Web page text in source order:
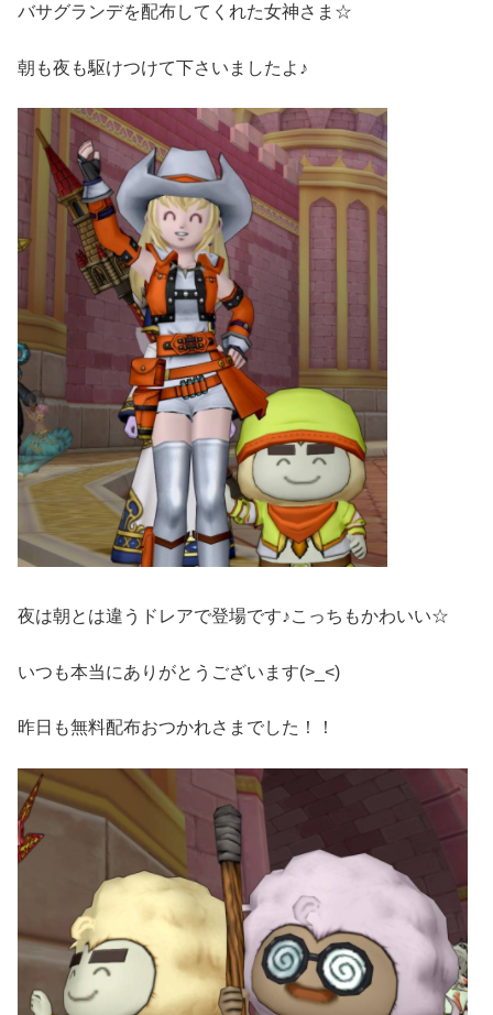
バサグランデを配布してくれた女神さま☆
朝も夜も駆けつけて下さいましたよ♪
夜は朝とは違うドレアで登場です♪こっちもかわいい☆
いつも本当にありがとうございます(>_<)
昨日も無料配布おつかれさまでした！！